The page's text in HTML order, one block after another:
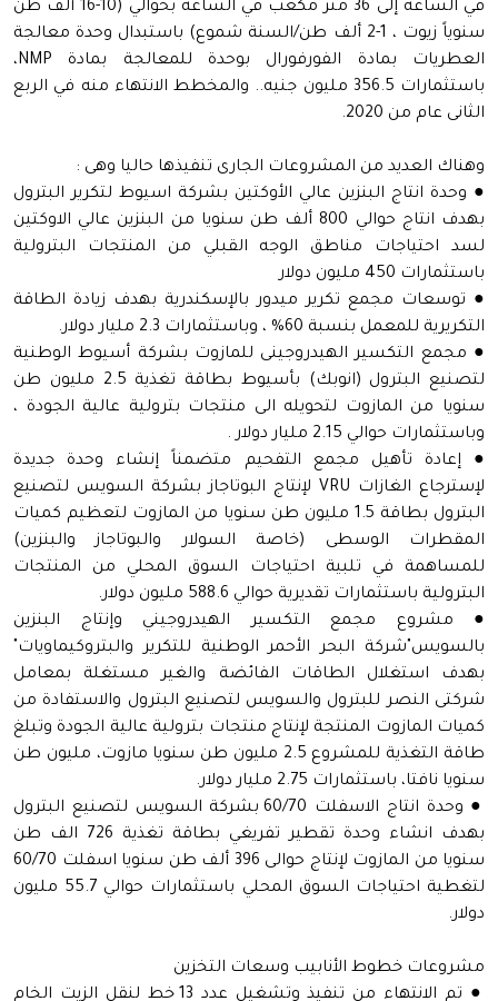
في الساعة إلى 36 متر مكعب في الساعة بحوالي (10-16 ألف طن
سنوياً زيوت ، 1-2 ألف طن/السنة شموع) باستبدال وحدة معالجة
العطريات بمادة الفورفورال بوحدة للمعالجة بمادة NMP،
باستثمارات 356.5 مليون جنيه.. والمخطط الانتهاء منه في الربع
الثانى عام من 2020.
وهناك العديد من المشروعات الجارى تنفيذها حاليا وهى :
● وحدة انتاج البنزين عالي الأوكتين بشركة اسيوط لتكرير البترول
بهدف انتاج حوالي 800 ألف طن سنويا من البنزين عالي الاوكتين
لسد احتياجات مناطق الوجه القبلي من المنتجات البترولية
باستثمارات 450 مليون دولار
● توسعات مجمع تكرير ميدور بالإسكندرية بهدف زيادة الطاقة
التكريرية للمعمل بنسبة 60% ، وباستثمارات 2.3 مليار دولار.
● مجمع التكسير الهيدروجينى للمازوت بشركة أسيوط الوطنية
لتصنيع البترول (انوبك) بأسيوط بطاقة تغذية 2.5 مليون طن
سنويا من المازوت لتحويله الى منتجات بترولية عالية الجودة ،
وباستثمارات حوالي 2.15 مليار دولار .
● إعادة تأهيل مجمع التفحيم متضمناً إنشاء وحدة جديدة
لإسترجاع الغازات VRU لإنتاج البوتاجاز بشركة السويس لتصنيع
البترول بطاقة 1.5 مليون طن سنويا من المازوت لتعظيم كميات
المقطرات الوسطى (خاصة السولار والبوتاجاز والبنزين)
للمساهمة في تلبية احتياجات السوق المحلي من المنتجات
البترولية باستثمارات تقديرية حوالي 588.6 مليون دولار.
● مشروع مجمع التكسير الهيدروجيني وإنتاج البنزين
بالسويس"شركة البحر الأحمر الوطنية للتكرير والبتروكيماويات"
بهدف استغلال الطاقات الفائضة والغير مستغلة بمعامل
شركتى النصر للبترول والسويس لتصنيع البترول والاستفادة من
كميات المازوت المنتجة لإنتاج منتجات بترولية عالية الجودة وتبلغ
طاقة التغذية للمشروع 2.5 مليون طن سنويا مازوت، مليون طن
سنويا نافتا، باستثمارات 2.75 مليار دولار.
● وحدة انتاج الاسفلت 60/70 بشركة السويس لتصنيع البترول
بهدف انشاء وحدة تقطير تفريغي بطاقة تغذية 726 الف طن
سنويا من المازوت لإنتاج حوالى 396 ألف طن سنويا اسفلت 60/70
لتغطية احتياجات السوق المحلي باستثمارات حوالي 55.7 مليون
دولار.
مشروعات خطوط الأنابيب وسعات التخزين
● تم الانتهاء من تنفيذ وتشغيل عدد 13 خط لنقل الزيت الخام